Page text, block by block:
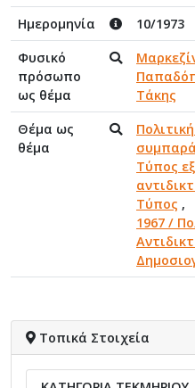
Ημερομηνία
10/1973
Φυσικό
πρόσωπο
ως θέμα
Τάκης
Θέμα ως
θέμα
Τύπος
Τύπος ,
1967 /
Τοπικά Στοιχεία